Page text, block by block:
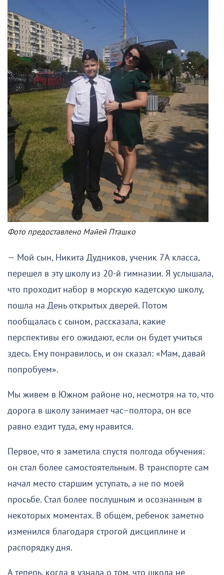
Фото предоставлено Майей Пташко
— Мой сын, Никита Дудников, ученик 7А класса,
перешел в эту школу из 20-й гимназии. Я услышала,
что проходит набор в морскую кадетскую школу,
пошла на День открытых дверей. Потом
пообщалась с сыном, рассказала, какие
перспективы его ожидают, если он будет учиться
здесь. Ему понравилось, и он сказал: «Мам, давай
попробуем».
Мы живем в Южном районе но, несмотря на то, что
дорога в школу занимает час–полтора, он все
равно ездит туда, ему нравится.
Первое, что я заметила спустя полгода обучения:
он стал более самостоятельным. В транспорте сам
начал место старшим уступать, а не по моей
просьбе. Стал более послушным и осознанным в
некоторых моментах. В общем, ребенок заметно
изменился благодаря строгой дисциплине и
распорядку дня.
А теперь, когда я узнала о том, что школа не